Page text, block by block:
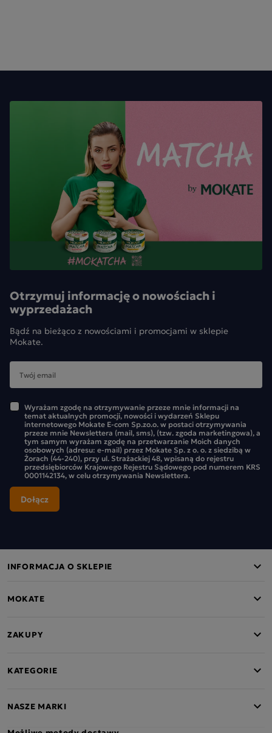
Otrzymuj informację o nowościach i
wyprzedażach
Bądź na bieżąco z nowościami i promocjami w sklepie
Mokate.
Wyrażam zgodę na otrzymywanie przeze mnie informacji na
temat aktualnych promocji, nowości i wydarzeń Sklepu
internetowego Mokate E-com Sp.zo.o. w postaci otrzymywania
przeze mnie Newslettera (mail, sms), (tzw. zgoda marketingowa), a
tym samym wyrażam zgodę na przetwarzanie Moich danych
osobowych (adresu: e-mail) przez Mokate Sp. z o. o. z siedzibą w
Żorach (44-240), przy ul. Strażackiej 48, wpisaną do rejestru
przedsiębiorców Krajowego Rejestru Sądowego pod numerem KRS
0001142134, w celu otrzymywania Newslettera.
INFORMACJA O SKLEPIE
MOKATE
ZAKUPY
KATEGORIE
NASZE MARKI